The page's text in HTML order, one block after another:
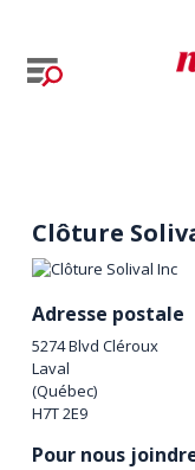
Clôture
Adresse postale
5274 Blvd Cléroux
Laval
(Québec)
H7T 2E9
Pour nous